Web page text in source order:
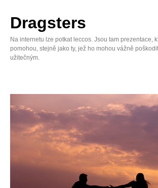
to
content
Dragsters
Na internetu lze potkat leccos. Jsou tam prezentace,
pomohou, stejně jako ty, jež ho mohou vážně
užitečným.